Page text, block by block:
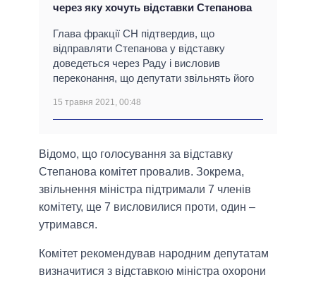
через яку хочуть відставки Степанова
Глава фракції СН підтвердив, що
відправляти Степанова у відставку
доведеться через Раду і висловив
переконання, що депутати звільнять його
15 травня 2021, 00:48
Відомо, що голосування за відставку
Степанова комітет провалив. Зокрема,
звільнення міністра підтримали 7 членів
комітету, ще 7 висловилися проти, один –
утримався.
Комітет рекомендував народним депутатам
визначитися з відставкою міністра охорони